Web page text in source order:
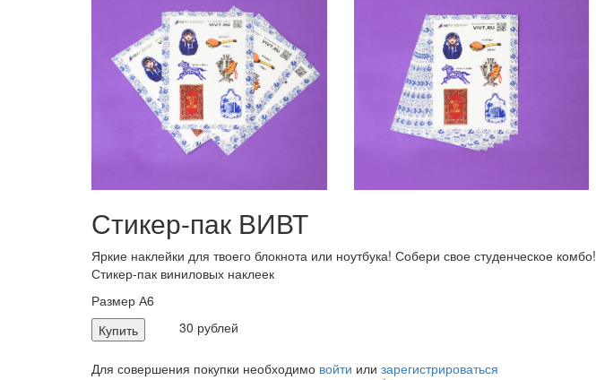
Стикер-пак ВИВТ
Яркие наклейки для твоего блокнота или ноутбука! Собери свое студенческое комбо!
Стикер-пак виниловых наклеек
Размер А6
Купить
30 рублей
Для совершения покупки необходимо войти или зарегистрироваться